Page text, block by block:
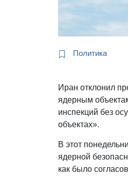
Политика
Иран отклонил
ядерным
инспекций без
объектах».
В этот
ядерной
как было